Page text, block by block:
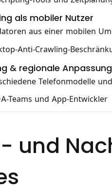
als mobiler Nutzer
aus einer mobilen
Anti-Crawling-
& regionale Anpassung
Telefonmodelle
Teams und App-Entwickler
und